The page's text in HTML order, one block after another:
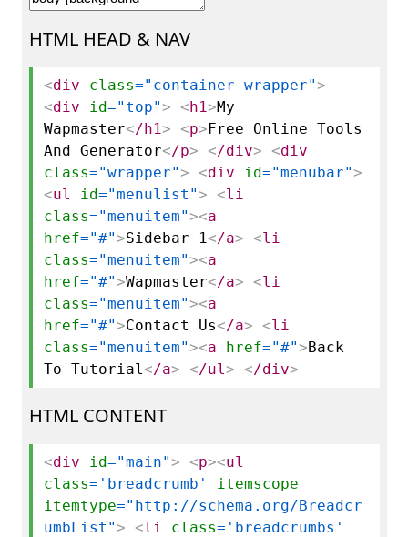
HTML HEAD & NAV
<div class="container wrapper">
<div id="top"> <h1>My
Wapmaster</h1> <p>Free Online Tools
And Generator</p> </div> <div
class="wrapper"> <div id="menubar">
<ul id="menulist"> <li
class="menuitem"><a
href="#">Sidebar 1 </a> <li
class="menuitem"><a
href="#">Wapmaster</a> <li
class="menuitem"><a
href="#">Contact Us</a> <li
class="menuitem"><a href="#">Back
To Tutorial </a> </ul > </div>
HTML CONTENT
<div id="main"> <p><ul
class='breadcrumb'
itemscope
itemtype="http://schema.org/Breadcr
umbList"> <li class='breadcrumbs'